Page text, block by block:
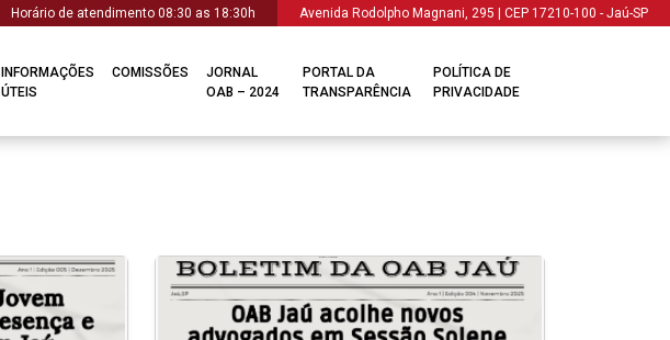
Horário de atendimento 08:30 as 18:30h Avenida Rodolpho Magnani, 295 | CEP 17210-100 - Jaú-SP
INFORMAÇÕES
ÚTEIS
COMISSÕES
JORNAL
OAB – 2024
PORTAL DA
TRANSPARÊNCIA
POLÍTICA DE
PRIVACIDADE